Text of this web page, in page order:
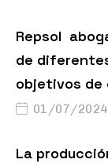
Repsol
de
objetivos de
01/07/2024
La